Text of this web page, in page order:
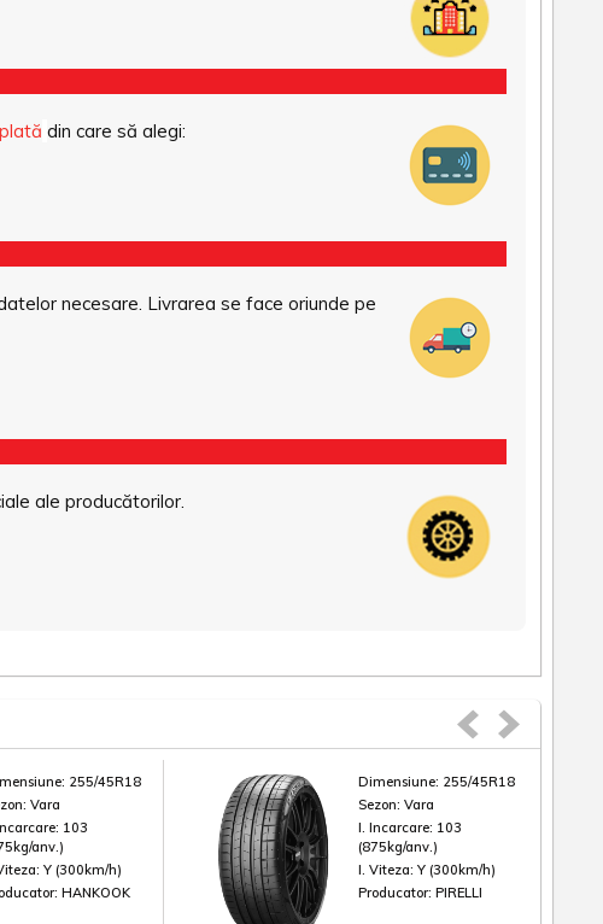
din care să alegi:
necesare. Livrarea se face oriunde pe
ale producătorilor.
255/45R18
Vara
103
anv.)
Y (300km/h)
HANKOOK
Dimensiune: 255/45R18
Sezon:Vara
I. Incarcare: 103
(875kg/anv.)
I. Viteza:Y (300km/h)
Producator:PIRELLI